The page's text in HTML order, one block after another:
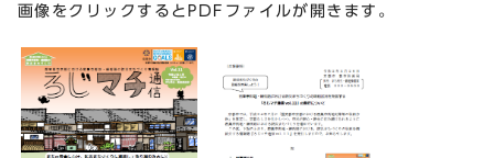
画像をクリックするとPDFファイルが開きます。